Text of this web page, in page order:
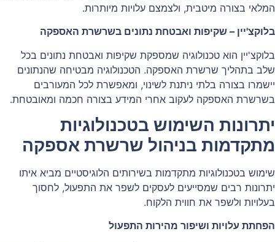
המלאי בצורה מיטבית, ולצמצם עלויות מיותרות.
בלוקצ'יין – שקיפות ואבטחת נתונים בשרשרת האספקה
בלוקצ'יין הוא טכנולוגיה שמספקת שקיפות ואבטחת נתונים בכל
שלב בתהליך שרשרת האספקה. הטכנולוגיה מבטיחה שהנתונים
יישמרו בצורה בלתי ניתנת לשינוי, ומאפשרת לכל המעורבים
בשרשרת האספקה לעקוב אחרי המידע בצורה חכמה ומאובטחת.
יתרונות השימוש בטכנולוגיות
מתקדמות בניהול שרשרת אספקה
שימוש בטכנולוגיות מתקדמות בשירותים הלוגיסטיים מביא איתו
יתרונות רבים שמסייעים לעסקים לשפר את התפעול, לחסוך
בעלויות ולשפר את חווית הלקוח.
הפחתת עלויות ושיפור מהירות התפעול